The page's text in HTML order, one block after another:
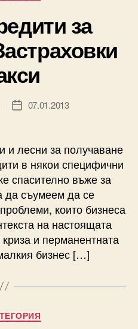
за
Post07.01.2013
и лесни за получаване
в някои специфични
спасително въже за
да съумеем да се
които бизнеса
на настоящата
и перманентната
бизнес […]
Categories